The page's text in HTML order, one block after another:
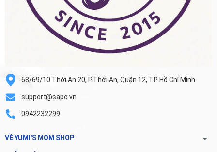
68/69/10 Thới An 20, P.Thới An, Quận 12, TP Hồ Chí Minh
support@sapo.vn
0942232299
VỀ YUMI'S MOM SHOP